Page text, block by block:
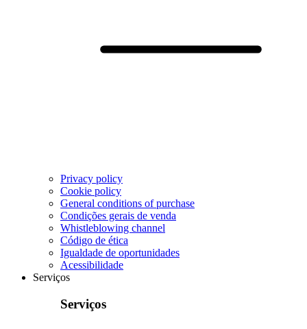
Privacy policy
Cookie policy
General conditions of purchase
Condições gerais de venda
Whistleblowing channel
Código de ética
Igualdade de oportunidades
Acessibilidade
Serviços
Serviços